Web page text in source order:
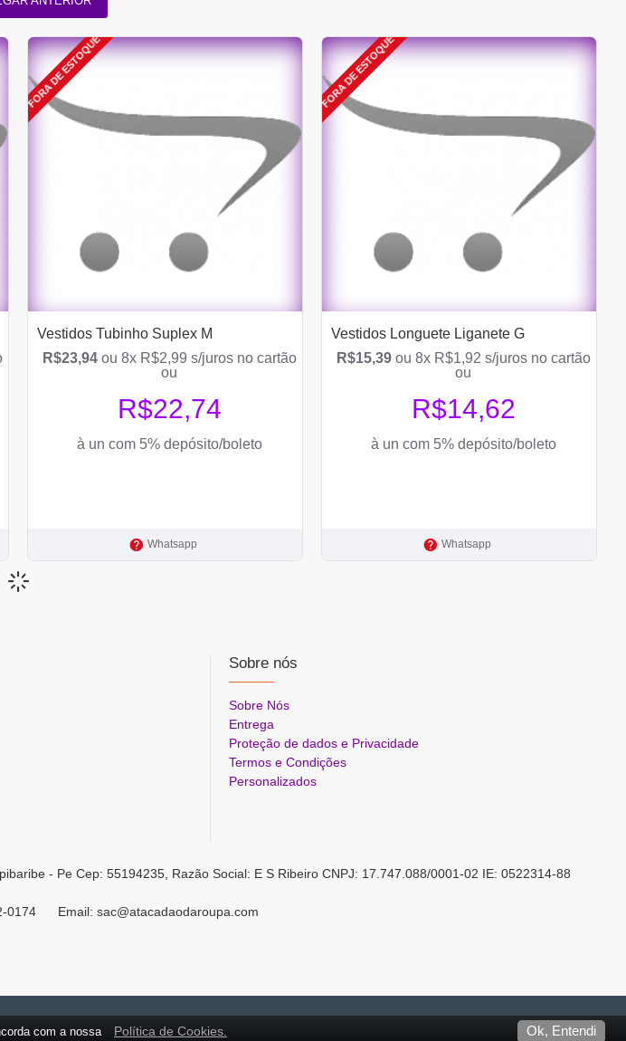
FORA DE ESTOQUE
Vestidos Tubinho Suplex M
R$23,94ou 8x R$2,99 s/juros no cartão
ou
R$22,74
à un com 5% depósito/boleto
Whatsapp
FORA DE ESTOQUE
Vestidos Longuete Liganete G
R$15,39ou 8x R$1,92 s/juros no cartão
ou
R$14,62
à un com 5% depósito/boleto
Whatsapp
Sobre nós
Sobre Nós
Entrega
Proteção de dados e Privacidade
Termos e Condições
Personalizados
- Pe Cep: 55194235, Razão Social: E S Ribeiro CNPJ: 17.747.088/0001-02 IE: 0522314-88
0174 Email: sac@atacadaodaroupa.com
com a nossa Política de Cookies. Ok, Entendi